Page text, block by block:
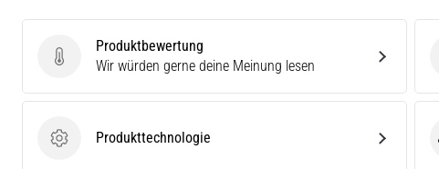
Produktbewertung
Produktbewertung
Wir würden gerne deine Meinung lesen
Produkttechnologie
Produkttechnologie